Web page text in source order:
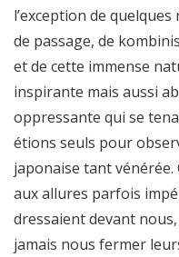
l’exception de
de passage, de
et de cette immense
inspirante mais aussi
oppressante qui se
étions seuls pour
japonaise tant vénérée.
aux allures parfois
dressaient devant
jamais nous fermer